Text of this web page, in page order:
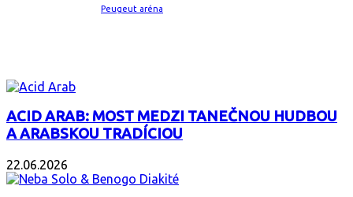
Peugeut aréna
ACID ARAB: MOST MEDZI TANEČNOU HUDBOU
A ARABSKOU TRADÍCIOU
22.06.2026